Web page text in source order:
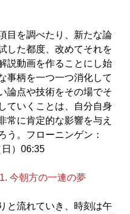
目を調べたり、新たな論
した都度、改めてそれを
説動画を作ることにし始
事柄を一つ一つ消化して
論点や技術をその場でそ
ていくことは、自分自身
常に肯定的な影響を与え
う。フローニンゲン：
）06:35
今朝方の一連の夢
と流れていき、時刻は午